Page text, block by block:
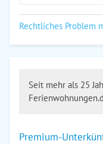
Rechtliches Problem
Seit mehr als 25
Premium-